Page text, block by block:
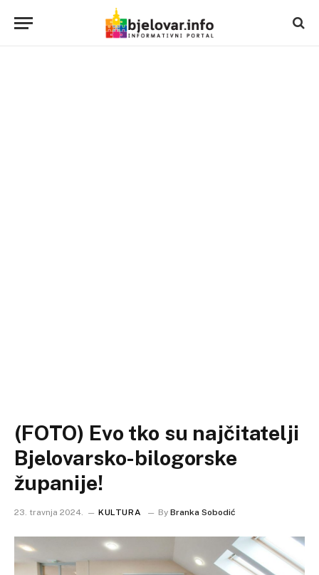
(FOTO) Evo tko su najčitatelji
Bjelovarsko-bilogorske
županije!
23. travnja 2024. KULTURA By Branka Sobodić